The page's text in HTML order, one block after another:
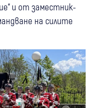
и от заместник-
на силите